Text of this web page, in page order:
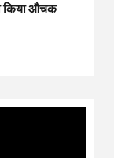
किया औचक